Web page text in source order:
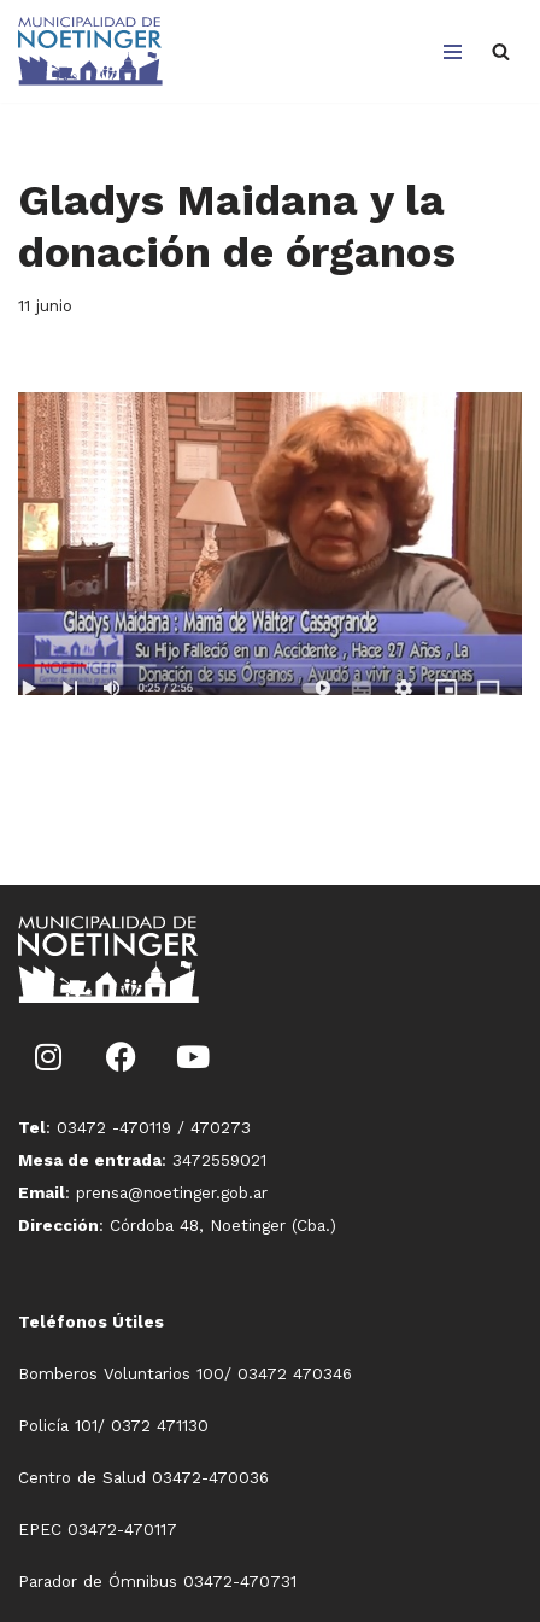
Saltar
Gladys Maidana y la
donación de órganos
11 junio
Tel: 03472 -470119 / 470273
Mesa de entrada: 3472559021
Email: prensa@noetinger.gob.ar
Dirección: Córdoba 48, Noetinger (Cba.)
Teléfonos Útiles
Bomberos Voluntarios 100/ 03472 470346
Policía 101/ 0372 471130
Centro de Salud 03472-470036
EPEC 03472-470117
Parador de Ómnibus 03472-470731